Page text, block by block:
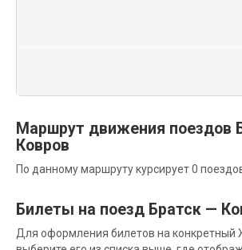
Маршрут движения поездов
Ковров
По данному маршруту курсирует 0
Билеты на поезд Братск —
Для оформления билетов на конкретный